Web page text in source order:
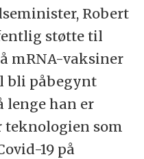
Robert
støtte til
mRNA-vaksiner
bli påbegynt
lenge han er
teknologien som
19 på